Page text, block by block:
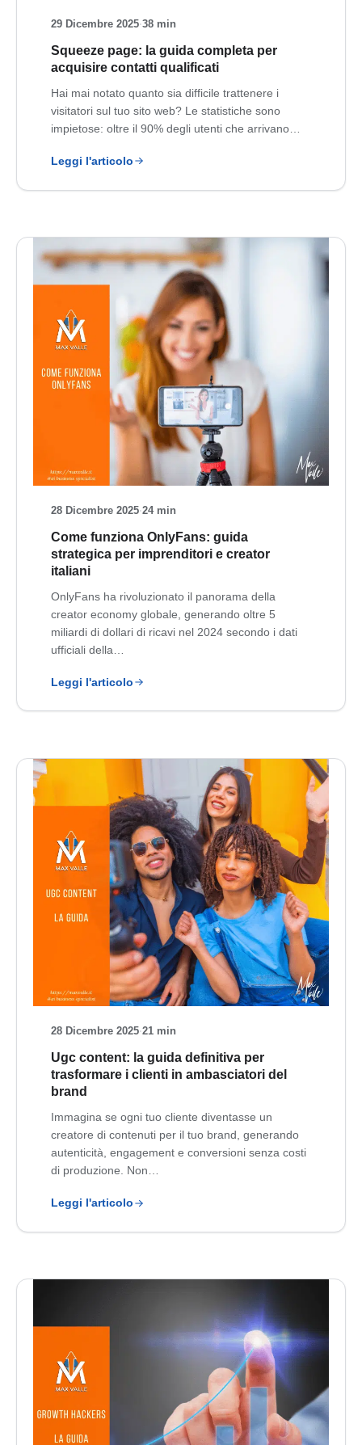
29 Dicembre 2025·38 min
Squeeze page: la guida completa per
acquisire contatti qualificati
Hai mai notato quanto sia difficile trattenere i
visitatori sul tuo sito web? Le statistiche sono
impietose: oltre il 90% degli utenti che arrivano…
Leggi l'articolo
28 Dicembre 2025·24 min
Come funziona OnlyFans: guida
strategica per imprenditori e creator
italiani
OnlyFans ha rivoluzionato il panorama della
creator economy globale, generando oltre 5
miliardi di dollari di ricavi nel 2024 secondo i dati
ufficiali della…
Leggi l'articolo
28 Dicembre 2025·21 min
Ugc content: la guida definitiva per
trasformare i clienti in ambasciatori del
brand
Immagina se ogni tuo cliente diventasse un
creatore di contenuti per il tuo brand, generando
autenticità, engagement e conversioni senza costi
di produzione. Non…
Leggi l'articolo